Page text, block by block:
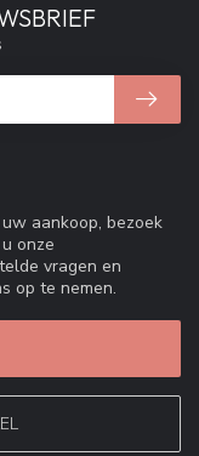
aankoop, bezoek
onze
vragen en
op te nemen.